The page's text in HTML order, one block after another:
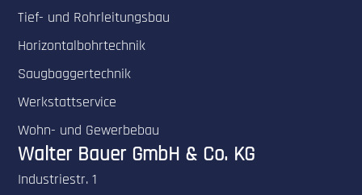
Tief- und Rohrleitungsbau
Horizontalbohrtechnik
Saugbaggertechnik
Werkstattservice
Wohn- und Gewerbebau
Walter Bauer GmbH & Co. KG
Industriestr. 1